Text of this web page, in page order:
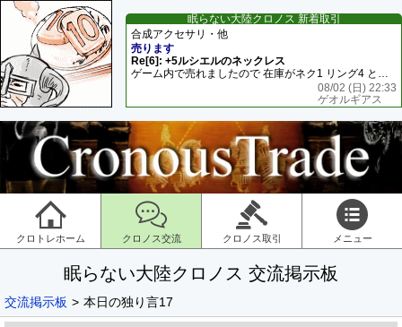
眠らない大陸クロノス 新着取引
合成アクセサリ・他
売ります
Re[6]: +5ルシエルのネックレス
ゲーム内で売れましたので 在庫がネク1 リング4 となります リングのお値段は80G といたします
08/02 (日) 22:33
ゲオルギアス
クロトレホーム クロノス交流 クロノス取引 メニュー
眠らない大陸クロノス 交流掲示板
交流掲示板 本日の独り言17